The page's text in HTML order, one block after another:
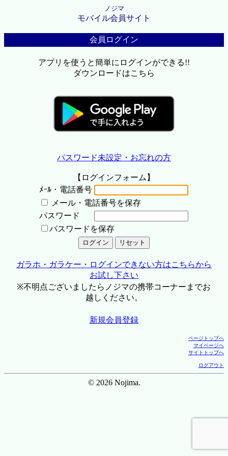
ノジマ
モバイル会員サイト
会員ログイン
アプリを使うと簡単にログインができる!!
ダウンロードはこちら
パスワード未設定・お忘れの方
【ログインフォーム】
ﾒｰﾙ・電話番号
メール・電話番号を保存
パスワード
パスワードを保存
ガラホ・ガラケー・ログインできない方はこちらから
お試し下さい
※不明点ございましたらノジマの携帯コーナーまでお
越しください。
新規会員登録
ページトップへ
マイページへ
サイトトップへ
ログアウト
© 2026 Nojima.